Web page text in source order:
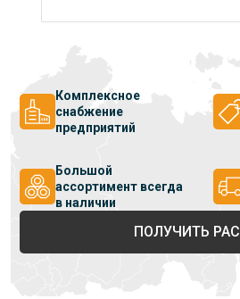
Комплексное
снабжение
предприятий
Большой
ассортимент всегда
в наличии
ПОЛУЧИТЬ